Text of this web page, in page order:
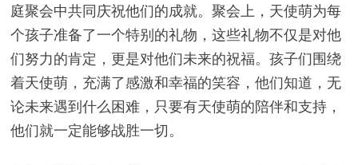
庭聚会中共同庆祝他们的成就。聚会上，天使萌为每
个孩子准备了一个特别的礼物，这些礼物不仅是对他
们努力的肯定，更是对他们未来的祝福。孩子们围绕
着天使萌，充满了感激和幸福的笑容，他们知道，无
论未来遇到什么困难，只要有天使萌的陪伴和支持，
他们就一定能够战胜一切。